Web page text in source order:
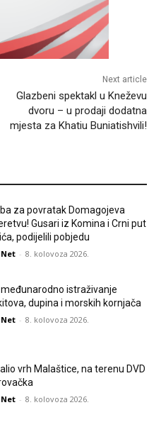
Next article
Glazbeni spektakl u Kneževu
dvoru – u prodaji dodatna
mjesta za Khatiu Buniatishvili!
za povratak Domagojeva
Gusari iz Komina i Crni put
podijelili pobjedu
- 8. kolovoza 2026.
međunarodno istraživanje
dupina i morskih kornjača
- 8. kolovoza 2026.
vrh Malaštice, na terenu DVD
- 8. kolovoza 2026.